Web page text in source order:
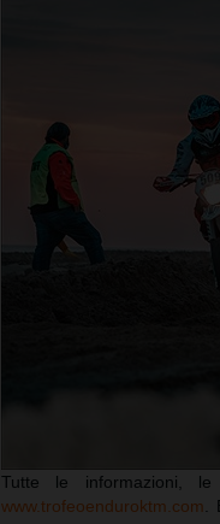
Tutte le informazioni,
www.trofeoenduroktm.com